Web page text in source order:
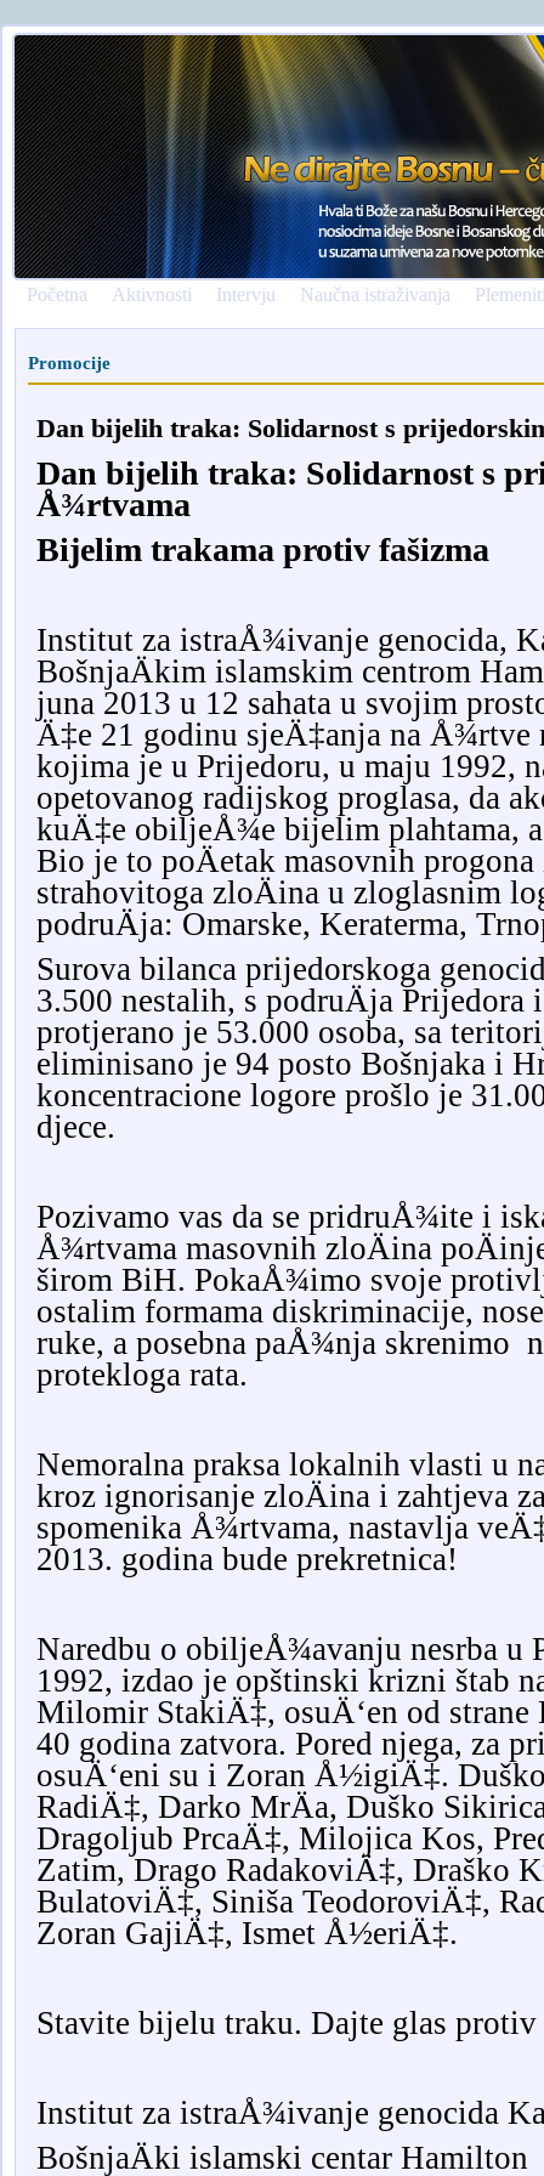
Početna Aktivnosti Intervju Naučna istraživanja
Promocije
Dan bijelih traka: Solidarnost s
Dan bijelih traka: Solidarnost s
Å¾rtvama
Bijelim trakama protiv fašizma
Institut za istraÅ¾ivanje genocida,
BošnjaÄkim islamskim centrom
juna 2013 u 12 sahata u svojim
Ä‡e 21 godinu sjeÄ‡anja na Å¾rtve
kojima je u Prijedoru, u maju 1992,
opetovanog radijskog proglasa, da
kuÄ‡e obiljeÅ¾e bijelim plahtama,
Bio je to poÄetak masovnih
strahovitoga zloÄina u zloglasnim
podruÄja: Omarske, Keraterma,
Surova bilanca prijedorskoga
3.500 nestalih, s podruÄja Prijedora
protjerano je 53.000 osoba, sa
eliminisano je 94 posto Bošnjaka i
koncentracione logore prošlo je
djece.
Pozivamo vas da se pridruÅ¾ite i
Å¾rtvama masovnih zloÄina
širom BiH. PokaÅ¾imo svoje
ostalim formama diskriminacije,
ruke, a posebna paÅ¾nja skrenimo
protekloga rata.
Nemoralna praksa lokalnih vlasti u
kroz ignorisanje zloÄina i zahtjeva
spomenika Å¾rtvama, nastavlja
2013. godina bude prekretnica!
Naredbu o obiljeÅ¾avanju nesrba u
1992, izdao je opštinski krizni štab
Milomir StakiÄ‡, osuÄ‘en od strane
40 godina zatvora. Pored njega, za
osuÄ‘eni su i Zoran Å½igiÄ‡.
RadiÄ‡, Darko MrÄa, Duško
Dragoljub PrcaÄ‡, Milojica Kos,
Zatim, Drago RadakoviÄ‡, Draško
BulatoviÄ‡, Siniša TeodoroviÄ‡,
Zoran GajiÄ‡, Ismet Å½eriÄ‡.
Stavite bijelu traku. Dajte glas protiv
Institut za istraÅ¾ivanje genocida
BošnjaÄki islamski centar Hamilton